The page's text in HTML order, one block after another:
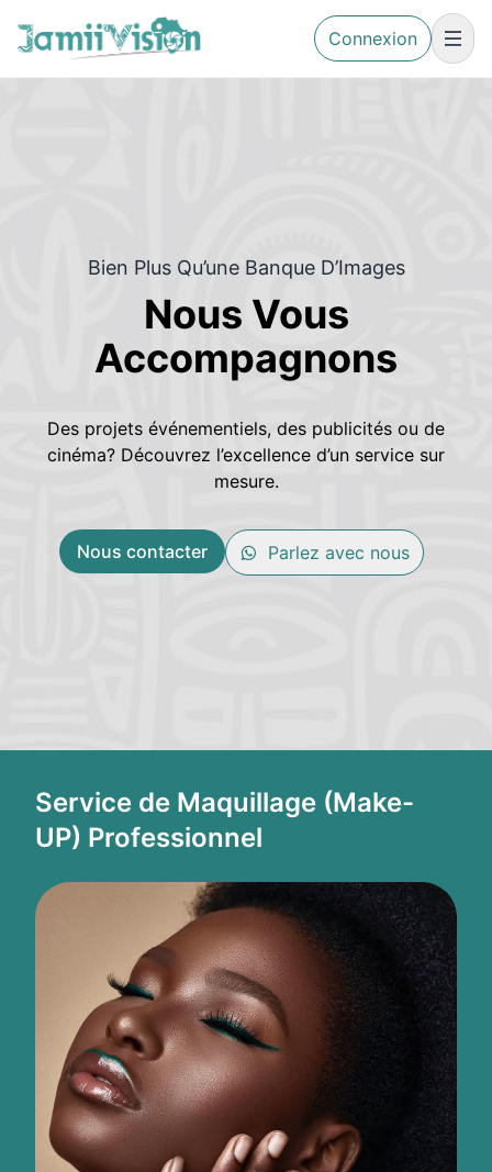
Connexion
Bien Plus Qu’une Banque D’Images
Nous Vous
Accompagnons
Des projets événementiels, des publicités ou de
cinéma? Découvrez l’excellence d’un service sur
mesure.
Nous contacter Parlez avec nous
Service de Maquillage (Make-
UP) Professionnel